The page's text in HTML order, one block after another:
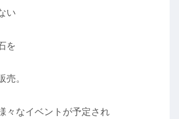
い
を
売。
々なイベントが予定され